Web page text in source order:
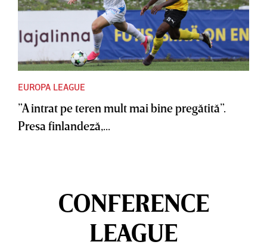
EUROPA LEAGUE
”A intrat pe teren mult mai bine pregătită”.
Presa finlandeză,...
CONFERENCE
LEAGUE